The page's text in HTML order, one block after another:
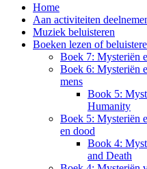
Home
Aan activiteiten
Muziek beluisteren
Boeken lezen of
Boek 7: Mysteriën
Boek 6: Mysteriën
mens
Book 5:
Humanity
Boek 5: Mysteriën
en dood
Book 4:
and Death